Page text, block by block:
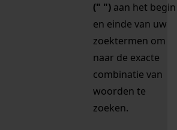
(" ") aan het begin
en einde van uw
zoektermen om
naar de exacte
combinatie van
woorden te
zoeken.